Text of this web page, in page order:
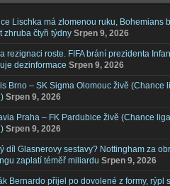
Lischka má zlomenou ruku, Bohemians
zhruba čtyři týdny Srpen 9, 2026
rezignaci roste. FIFA brání prezidenta
dezinformace Srpen 9, 2026
Brno – SK Sigma Olomouc živě (Chance
Srpen 9, 2026
Praha – FK Pardubice živě (Chance
Srpen 9, 2026
díl Glasnerovy sestavy? Nottingham za
zaplatí téměř miliardu Srpen 9, 2026
Bernardo přijel po dovolené z formy, rýpl